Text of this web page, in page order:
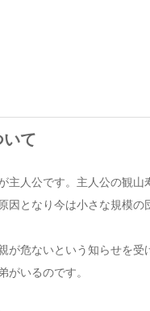
いて
主人公です。主人公の観
因となり今は小さな規模の
が危ないという知らせを
がいるのです。